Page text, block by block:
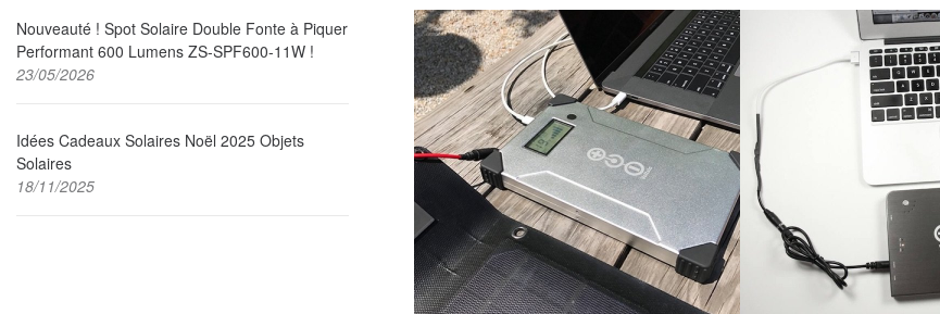
Nouveauté ! Spot Solaire Double Fonte à Piquer
Performant 600 Lumens ZS-SPF600-11W !
23/05/2026
Idées Cadeaux Solaires Noël 2025 Objets
Solaires
18/11/2025